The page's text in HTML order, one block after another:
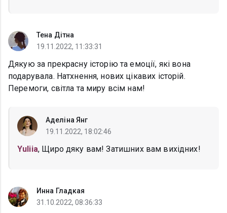
Тена Дітна
19.11.2022, 11:33:31
Дякую за прекрасну історію та емоції, які вона
подарувала. Натхнення, нових цікавих історій.
Перемоги, світла та миру всім нам!
Аделіна Янг
19.11.2022, 18:02:46
Yuliia, Щиро дяку вам! Затишних вам вихідних!
Инна Гладкая
31.10.2022, 08:36:33